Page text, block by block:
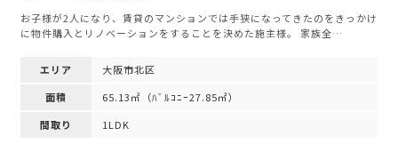
お子様が2人になり、賃貸のマンションでは手狭になってきたのをきっかけ
に物件購入とリノベーションをすることを決めた施主様。 家族全…
エリア
大阪市北区
面積
65.13㎡（ﾊﾞﾙｺﾆｰ27.85㎡）
間取り
1LDK